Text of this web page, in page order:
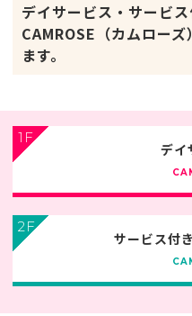
デイサービス・サービ
CAMROSE（カムロー
ます。
1F
デイ
2F
サービス付